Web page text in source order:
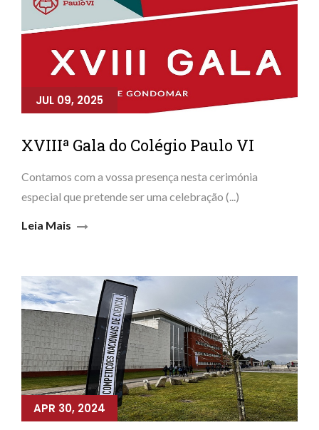
JUL 09, 2025
XVIIIª Gala do Colégio Paulo VI
Contamos com a vossa presença nesta cerimónia
especial que pretende ser uma celebração (...)
Leia Mais
APR 30, 2024